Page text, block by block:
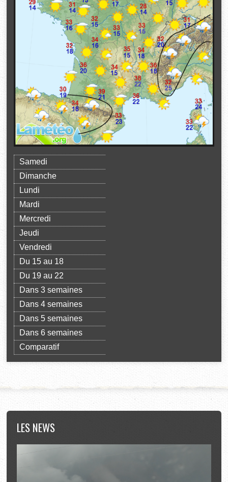
Samedi
Dimanche
Lundi
Mardi
Mercredi
Jeudi
Vendredi
Du 15 au 18
Du 19 au 22
Dans 3 semaines
Dans 4 semaines
Dans 5 semaines
Dans 6 semaines
Comparatif
LESNEWS